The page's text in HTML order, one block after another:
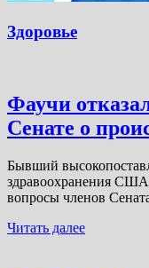
Здоровье
Фаучи
Сенате о
Бывший
здравоохранения США
вопросы членов
Читать далее